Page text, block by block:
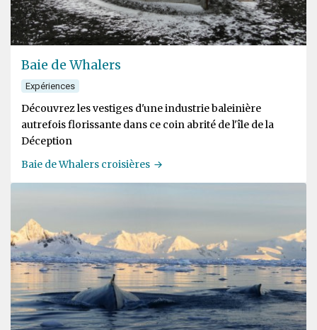
Baie de Whalers
Expériences
Découvrez les vestiges d'une industrie baleinière
autrefois florissante dans ce coin abrité de l'île de la
Déception
Baie de Whalers croisières